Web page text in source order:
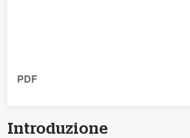
PDF
Introduzione